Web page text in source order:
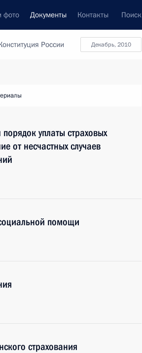
фото Документы Контакты Поиск
декабрь, 2010
России
уплаты страховых
от несчастных случаев
помощи
страхования